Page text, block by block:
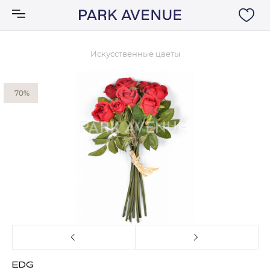
Искусственные цветы
70%
EDG